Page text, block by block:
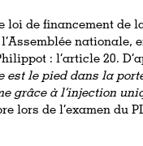
loi de financement de
nationale,
: l’article 20.
est le pied dans la
grâce à l’injection
lors de l’examen du